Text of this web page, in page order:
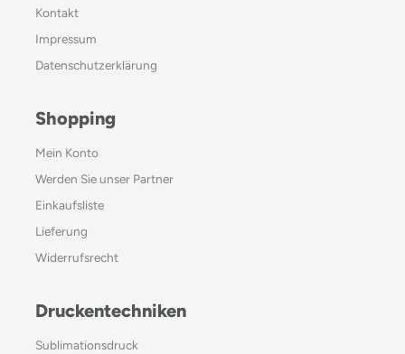
Kontakt
Impressum
Datenschutzerklärung
Shopping
Mein Konto
Werden Sie unser Partner
Einkaufsliste
Lieferung
Widerrufsrecht
Druckentechniken
Sublimationsdruck